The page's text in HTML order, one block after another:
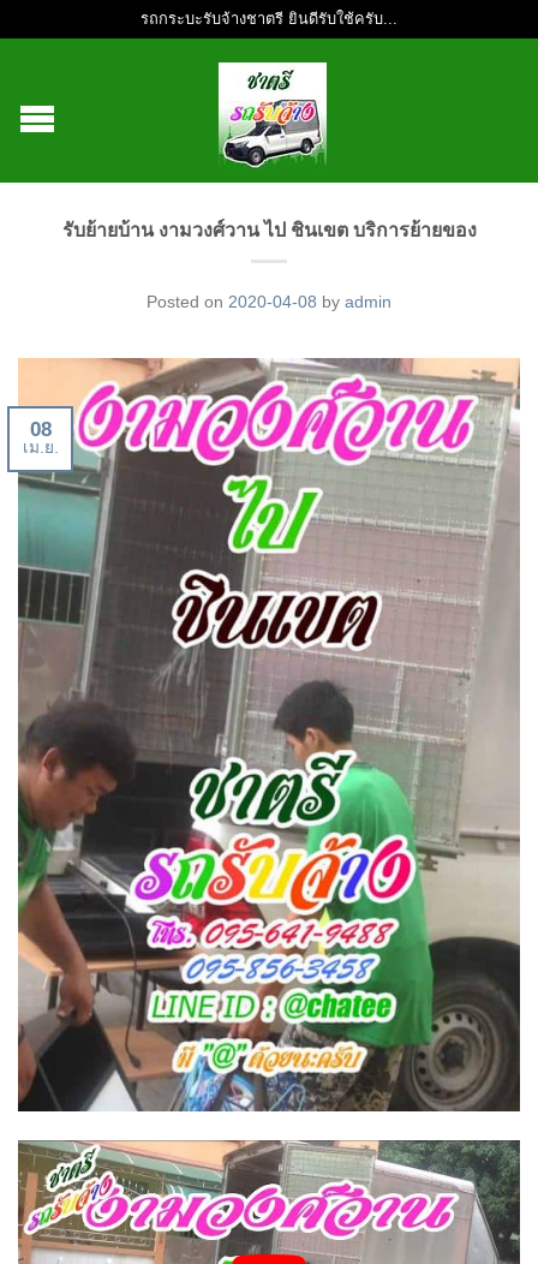
รถกระบะรับจ้างชาตรี ยินดีรับใช้ครับ...
รับย้ายบ้าน งามวงศ์วาน ไป ชินเขต บริการย้ายของ
Posted on 2020-04-08 by admin
08
เม.ย.